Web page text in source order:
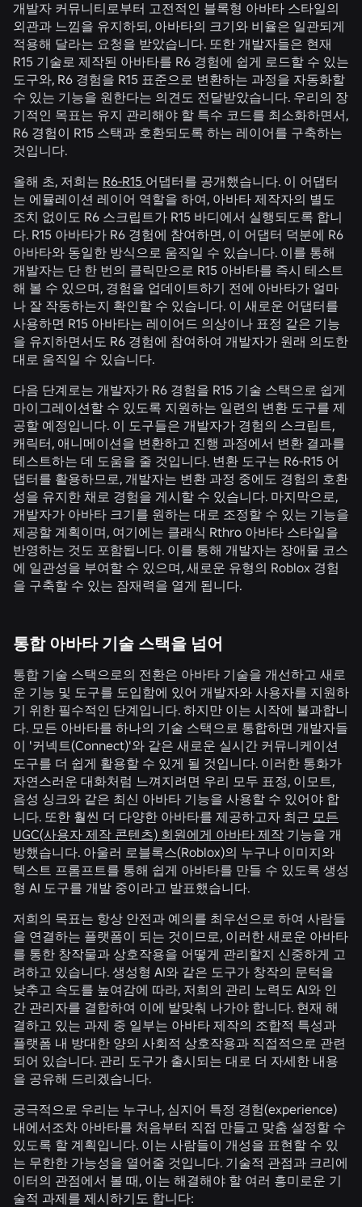
개발자 커뮤니티로부터 고전적인 블록형 아바타 스타일의
외관과 느낌을 유지하되, 아바타의 크기와 비율은 일관되게
적용해 달라는 요청을 받았습니다. 또한 개발자들은 현재
R15 기술로 제작된 아바타를 R6 경험에 쉽게 로드할 수 있는
도구와, R6 경험을 R15 표준으로 변환하는 과정을 자동화할
수 있는 기능을 원한다는 의견도 전달받았습니다. 우리의 장
기적인 목표는 유지 관리해야 할 특수 코드를 최소화하면서,
R6 경험이 R15 스택과 호환되도록 하는 레이어를 구축하는
것입니다.
올해 초, 저희는 R6-R15 어댑터를 공개했습니다. 이 어댑터
는 에뮬레이션 레이어 역할을 하여, 아바타 제작자의 별도
조치 없이도 R6 스크립트가 R15 바디에서 실행되도록 합니
다. R15 아바타가 R6 경험에 참여하면, 이 어댑터 덕분에 R6
아바타와 동일한 방식으로 움직일 수 있습니다. 이를 통해
개발자는 단 한 번의 클릭만으로 R15 아바타를 즉시 테스트
해 볼 수 있으며, 경험을 업데이트하기 전에 아바타가 얼마
나 잘 작동하는지 확인할 수 있습니다. 이 새로운 어댑터를
사용하면 R15 아바타는 레이어드 의상이나 표정 같은 기능
을 유지하면서도 R6 경험에 참여하여 개발자가 원래 의도한
대로 움직일 수 있습니다.
다음 단계로는 개발자가 R6 경험을 R15 기술 스택으로 쉽게
마이그레이션할 수 있도록 지원하는 일련의 변환 도구를 제
공할 예정입니다. 이 도구들은 개발자가 경험의 스크립트,
캐릭터, 애니메이션을 변환하고 진행 과정에서 변환 결과를
테스트하는 데 도움을 줄 것입니다. 변환 도구는 R6-R15 어
댑터를 활용하므로, 개발자는 변환 과정 중에도 경험의 호환
성을 유지한 채로 경험을 게시할 수 있습니다. 마지막으로,
개발자가 아바타 크기를 원하는 대로 조정할 수 있는 기능을
제공할 계획이며, 여기에는 클래식 Rthro 아바타 스타일을
반영하는 것도 포함됩니다. 이를 통해 개발자는 장애물 코스
에 일관성을 부여할 수 있으며, 새로운 유형의 Roblox 경험
을 구축할 수 있는 잠재력을 열게 됩니다.
통합 아바타 기술 스택을 넘어
통합 기술 스택으로의 전환은 아바타 기술을 개선하고 새로
운 기능 및 도구를 도입함에 있어 개발자와 사용자를 지원하
기 위한 필수적인 단계입니다. 하지만 이는 시작에 불과합니
다. 모든 아바타를 하나의 기술 스택으로 통합하면 개발자들
이 '커넥트(Connect)'와 같은 새로운 실시간 커뮤니케이션
도구를 더 쉽게 활용할 수 있게 될 것입니다. 이러한 통화가
자연스러운 대화처럼 느껴지려면 우리 모두 표정, 이모트,
음성 싱크와 같은 최신 아바타 기능을 사용할 수 있어야 합
니다. 또한 훨씬 더 다양한 아바타를 제공하고자 최근 모든
UGC(사용자 제작 콘텐츠) 회원에게 아바타 제작 기능을 개
방했습니다. 아울러 로블록스(Roblox)의 누구나 이미지와
텍스트 프롬프트를 통해 쉽게 아바타를 만들 수 있도록 생성
형 AI 도구를 개발 중이라고 발표했습니다.
저희의 목표는 항상 안전과 예의를 최우선으로 하여 사람들
을 연결하는 플랫폼이 되는 것이므로, 이러한 새로운 아바타
를 통한 창작물과 상호작용을 어떻게 관리할지 신중하게 고
려하고 있습니다. 생성형 AI와 같은 도구가 창작의 문턱을
낮추고 속도를 높여감에 따라, 저희의 관리 노력도 AI와 인
간 관리자를 결합하여 이에 발맞춰 나가야 합니다. 현재 해
결하고 있는 과제 중 일부는 아바타 제작의 조합적 특성과
플랫폼 내 방대한 양의 사회적 상호작용과 직접적으로 관련
되어 있습니다. 관리 도구가 출시되는 대로 더 자세한 내용
을 공유해 드리겠습니다.
궁극적으로 우리는 누구나, 심지어 특정 경험(experience)
내에서조차 아바타를 처음부터 직접 만들고 맞춤 설정할 수
있도록 할 계획입니다. 이는 사람들이 개성을 표현할 수 있
는 무한한 가능성을 열어줄 것입니다. 기술적 관점과 크리에
이터의 관점에서 볼 때, 이는 해결해야 할 여러 흥미로운 기
술적 과제를 제시하기도 합니다: